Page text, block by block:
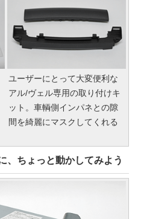
ユーザーにとって大変便利な
アル/ヴェル専用の取り付けキ
ット。車輌側インパネとの隙
間を綺麗にマスクしてくれる
、ちょっと動かしてみよう